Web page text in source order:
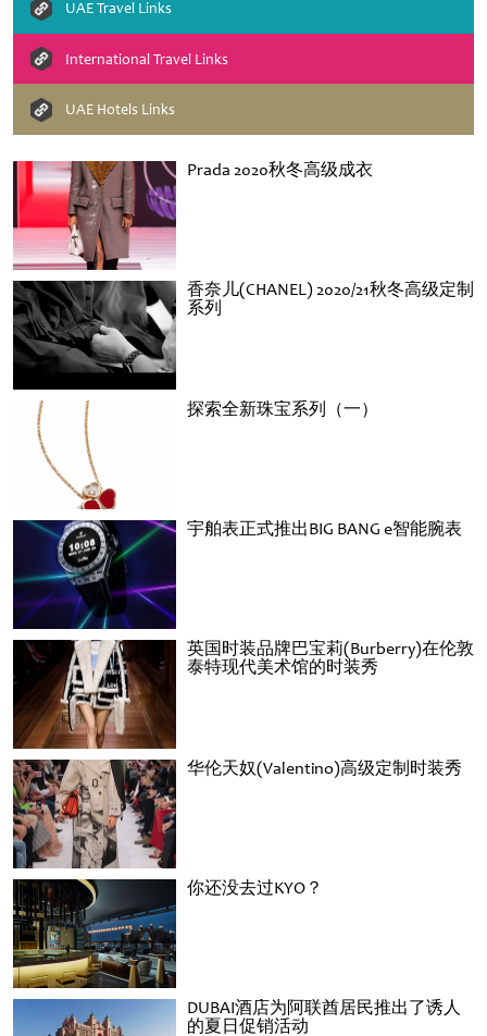
Prada 2020秋冬高级成衣
香奈儿(CHANEL) 2020/21秋冬高级定制
系列
探索全新珠宝系列（一）
宇舶表正式推出BIG BANG e智能腕表
英国时装品牌巴宝莉(Burberry)在伦敦
泰特现代美术馆的时装秀
华伦天奴(Valentino)高级定制时装秀
你还没去过KYO？
DUBAI酒店为阿联酋居民推出了诱人
的夏日促销活动
UAE Travel Links
International Travel Links
UAE Hotels Links